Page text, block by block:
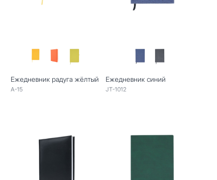
Ежедневник радуга жёлтый
A-15
Ежедневник синий
JT-1012